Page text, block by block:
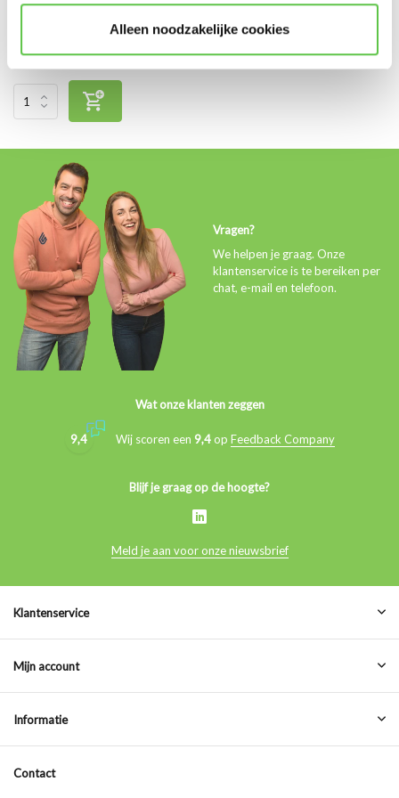
Alleen noodzakelijke cookies
Excl. btw
Vragen?
We helpen je graag. Onze
klantenservice is te bereiken per
chat, e-mail en telefoon.
Wat onze klanten zeggen
9,4 Wij scoren een 9,4op Feedback Company
Blijf je graag op de hoogte?
Meld je aan voor onze nieuwsbrief
Klantenservice
Mijn account
Informatie
Contact